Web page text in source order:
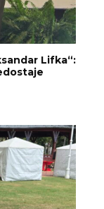
Lifka“: